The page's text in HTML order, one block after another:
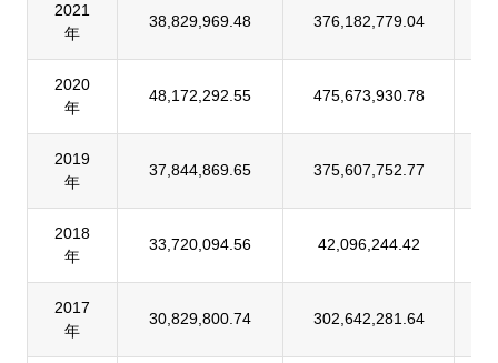
2021
年
38,829,969.48 376,182,779.04
2020
年
48,172,292.55 475,673,930.78
2019
年
37,844,869.65 375,607,752.77
2018
年
33,720,094.56 42,096,244.42
2017
年
30,829,800.74 302,642,281.64